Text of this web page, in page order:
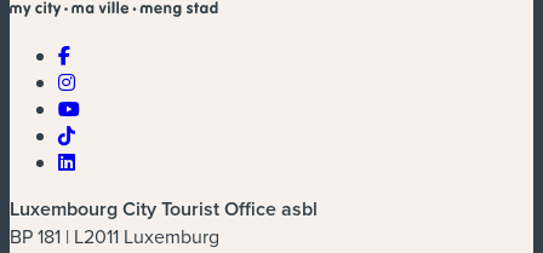
Luxembourg City Tourist Office asbl
BP 181 | L2011 Luxemburg